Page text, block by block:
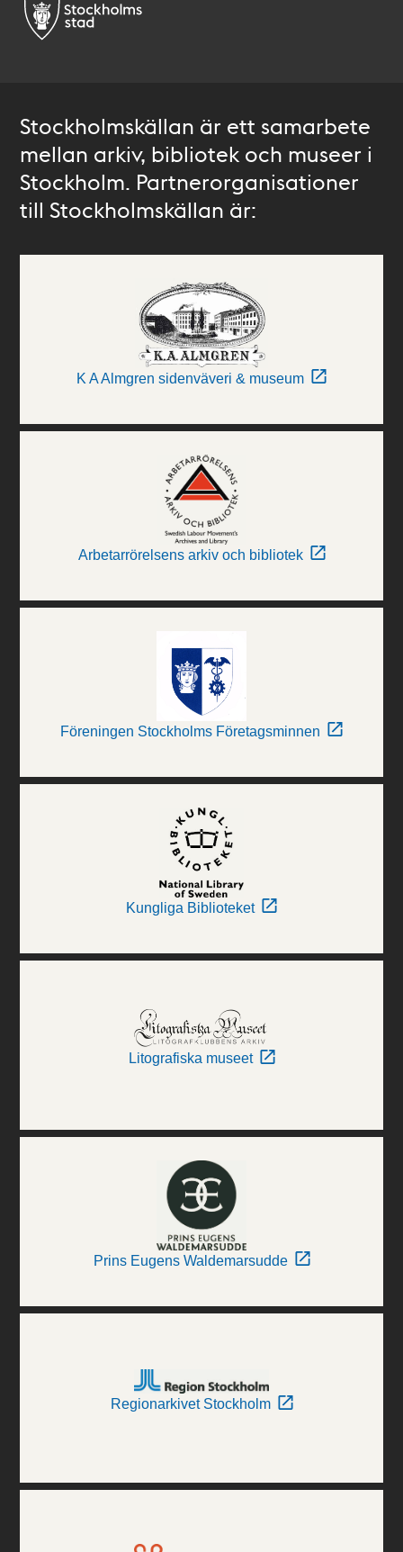
Stockholmskällan är ett samarbete
mellan arkiv, bibliotek och museer i
Stockholm. Partnerorganisationer
till Stockholmskällan är:
K A Almgren sidenväveri & museum
Arbetarrörelsens arkiv och bibliotek
Föreningen Stockholms Företagsminnen
Kungliga Biblioteket
Litografiska museet
Prins Eugens Waldemarsudde
Regionarkivet Stockholm